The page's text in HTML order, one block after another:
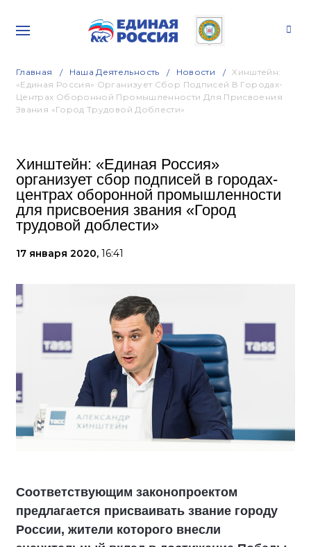
Главная Наша Деятельность Новости
Хинштейн:
«Единая Россия» Организует Сбор Подписей В Городах-
Центрах Оборонной Промышленности Для Присвоения
Звания «Город Трудовой Доблести»
Хинштейн: «Единая Россия»
организует сбор подписей в городах-
центрах оборонной промышленности
для присвоения звания «Город
трудовой доблести»
17 января 2020, 16:41
Соответствующим законопроектом
предлагается присваивать звание городу
России, жители которого внесли